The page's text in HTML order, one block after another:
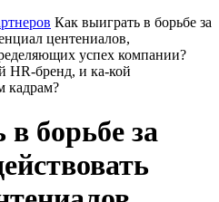
Как выиграть в борьбе за
центениалов,
успех компании?
HR-бренд, и ка-кой
кадрам?
борьбе за